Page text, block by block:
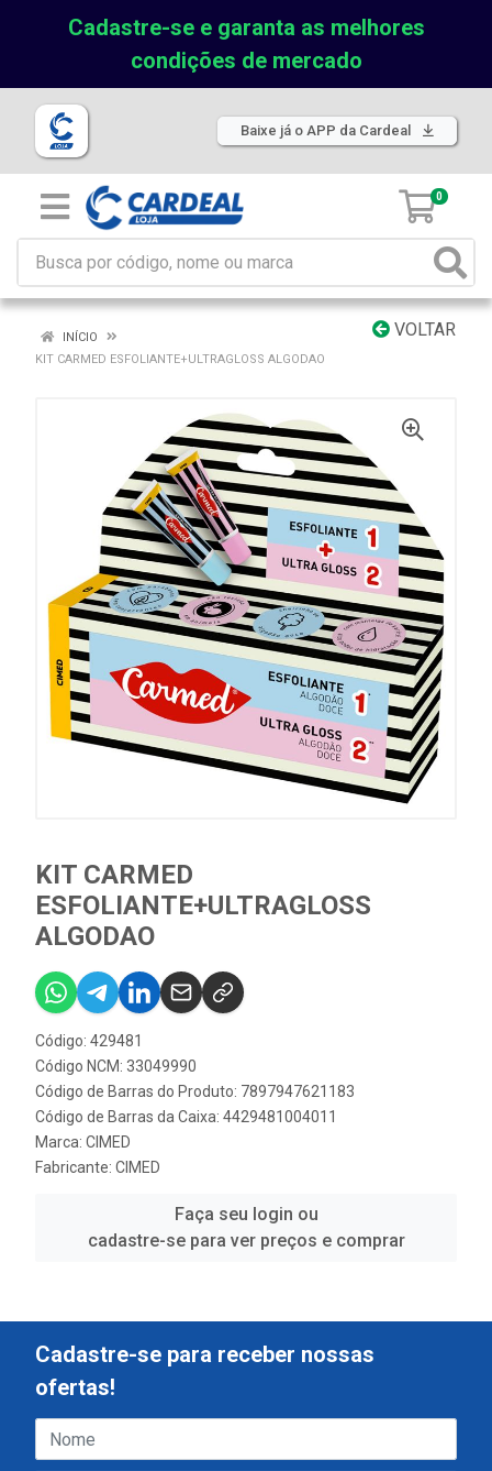
Cadastre-se e garanta as melhores
condições de mercado
Baixe já o APP da Cardeal
0
VOLTAR
INÍCIO
KIT CARMED ESFOLIANTE+ULTRAGLOSS ALGODAO
KIT CARMED
ESFOLIANTE+ULTRAGLOSS
ALGODAO
Código: 429481
Código NCM: 33049990
Código de Barras do Produto: 7897947621183
Código de Barras da Caixa: 4429481004011
Marca: CIMED
Fabricante: CIMED
Faça seu login ou
cadastre-se para ver preços e comprar
Cadastre-se para receber nossas
ofertas!